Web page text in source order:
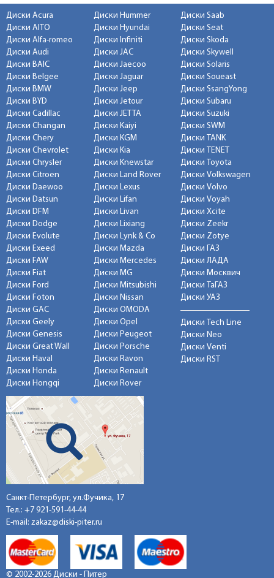
Диски Acura
Диски AITO
Диски Alfa-romeo
Диски Audi
Диски BAIC
Диски Belgee
Диски BMW
Диски BYD
Диски Cadillac
Диски Changan
Диски Chery
Диски Chevrolet
Диски Chrysler
Диски Citroen
Диски Daewoo
Диски Datsun
Диски DFM
Диски Dodge
Диски Evolute
Диски Exeed
Диски FAW
Диски Fiat
Диски Ford
Диски Foton
Диски GAC
Диски Geely
Диски Genesis
Диски Great Wall
Диски Haval
Диски Honda
Диски Hongqi
Диски Hummer
Диски Hyundai
Диски Infiniti
Диски JAC
Диски Jaecoo
Диски Jaguar
Диски Jeep
Диски Jetour
Диски JETTA
Диски Kaiyi
Диски KGM
Диски Kia
Диски Knewstar
Диски Land Rover
Диски Lexus
Диски Lifan
Диски Livan
Диски Lixiang
Диски Lynk & Co
Диски Mazda
Диски Mercedes
Диски MG
Диски Mitsubishi
Диски Nissan
Диски OMODA
Диски Opel
Диски Peugeot
Диски Porsche
Диски Ravon
Диски Renault
Диски Rover
Диски Saab
Диски Seat
Диски Skoda
Диски Skywell
Диски Solaris
Диски Soueast
Диски SsangYong
Диски Subaru
Диски Suzuki
Диски SWM
Диски TANK
Диски TENET
Диски Toyota
Диски Volkswagen
Диски Volvo
Диски Voyah
Диски Xcite
Диски Zeekr
Диски Zotye
Диски ГАЗ
Диски ЛАДА
Диски Москвич
Диски ТаГАЗ
Диски УАЗ
Диски Tech Line
Диски Neo
Диски Venti
Диски RST
Санкт-Петербург, ул.Фучика, 17
Тел.: +7 921-591-44-44
E-mail: zakaz@diski-piter.ru
© 2002-2026 Диски - Питер